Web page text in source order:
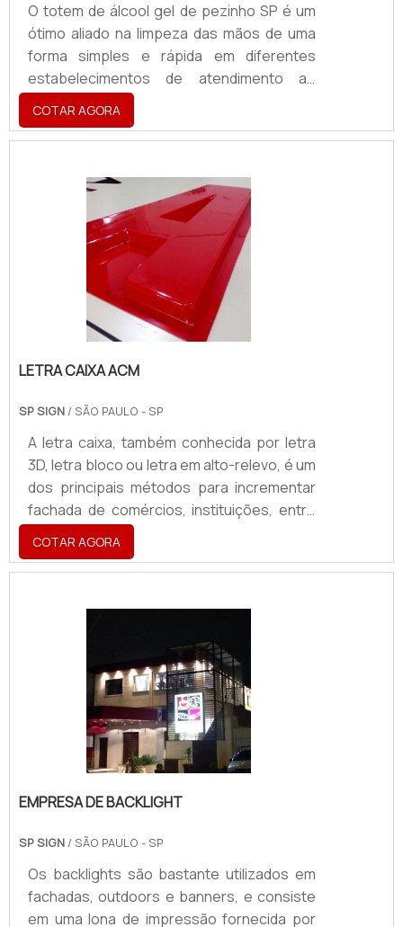
O totem de álcool gel de pezinho SP é um
ótimo aliado na limpeza das mãos de uma
forma simples e rápida em diferentes
estabelecimentos de atendimento ao
público, ambientes abertos e fechados
com circulação grande de pessoas. Uma
das grandes vantagens do totem de álcool
higienização em espaços públicos,
possibilitando a limpeza sem atrapalhar a
correria do dia a dia. As principais
vantagens oferecidas pelo totem de álcool
em gel são: Projetada para fácil reposiçã.
COTAR AGORA
LETRA CAIXA ACM
SP SIGN / SÃO PAULO - SP
A letra caixa, também conhecida por letra
3D, letra bloco ou letra em alto-relevo, é um
dos principais métodos para incrementar
fachada de comércios, instituições, entre
outros ambientes. Há inúmeras
possibilidades para a aplicação do
produto.Conheça mais sobre esse
outros materiais, como em chapa
galvanizada, aço polido, latão, aço
escovado, PVC expandido e acrílico.Se for
de interesse, é possível conversar com a
COTAR AGORA
EMPRESA DE BACKLIGHT
SP SIGN / SÃO PAULO - SP
Os backlights são bastante utilizados em
fachadas, outdoors e banners, e consiste
em uma lona de impressão fornecida por